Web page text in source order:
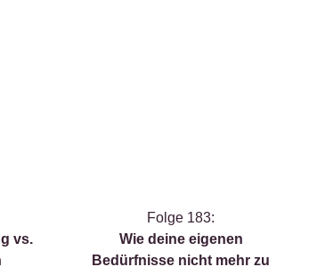
vs.
Folge 183:
Wie deine eigenen
Bedürfnisse nicht mehr zu